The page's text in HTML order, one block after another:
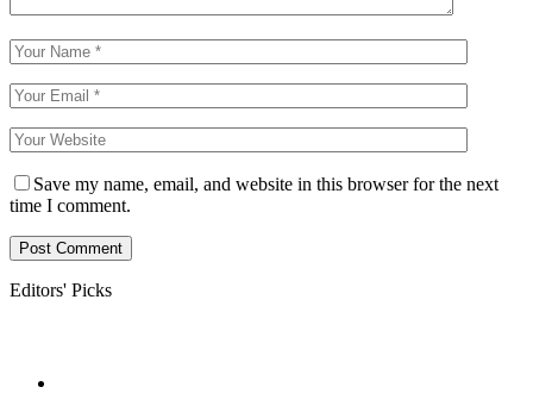
Save my name, email, and website in this browser for the next
time I comment.
Editors' Picks